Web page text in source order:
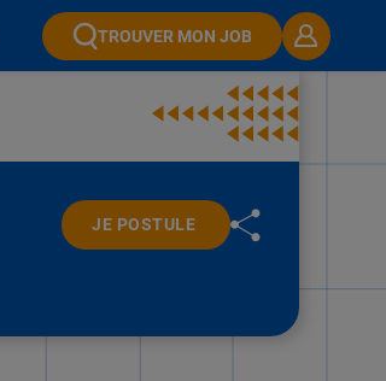
TROUVER MON JOB
JE POSTULE